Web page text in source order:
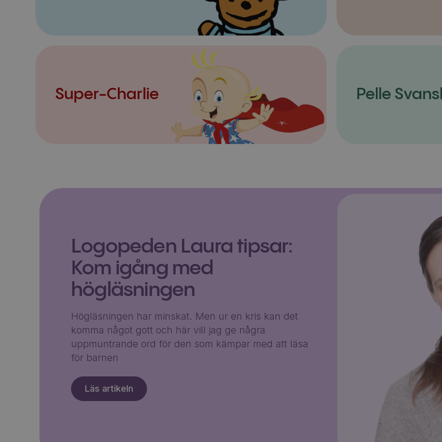
Super-Charlie Pelle
Logopeden Laura tipsar:
Kom igång med
högläsningen
Högläsningen har minskat. Men ur en kris kan det
komma något gott och här vill jag ge några
uppmuntrande ord för den som kämpar med att läsa
för barnen
Läs artikeln